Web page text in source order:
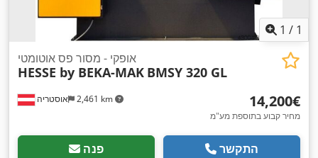
1 / 1
אוסטריה 2,461 km
אופקי - מסור פס אוטומטי
HESSE by BEKA-MAK BMSY 320 GL
‏14,200 ‏€
מחיר קבוע בתוספת מע"מ
פנה התקשר